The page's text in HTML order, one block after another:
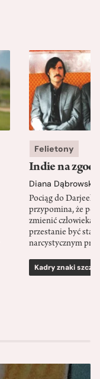
Felietony
Indie na
Diana Dąbrowska
Pociąg do
przypomina, że
zmienić człowieka
przestanie być
narcystycznym
Kadry znaki